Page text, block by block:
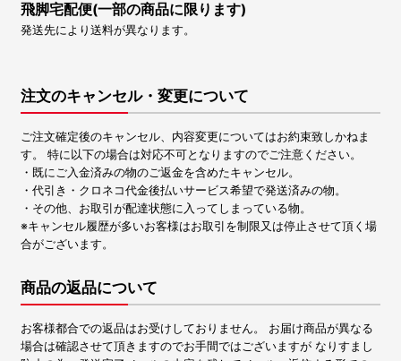
飛脚宅配便(一部の商品に限ります)
発送先により送料が異なります。
注文のキャンセル・変更について
ご注文確定後のキャンセル、内容変更についてはお約束致しかねま
す。 特に以下の場合は対応不可となりますのでご注意ください。
・既にご入金済みの物のご返金を含めたキャンセル。
・代引き・クロネコ代金後払いサービス希望で発送済みの物。
・その他、お取引が配達状態に入ってしまっている物。
※キャンセル履歴が多いお客様はお取引を制限又は停止させて頂く場
合がございます。
商品の返品について
お客様都合での返品はお受けしておりません。 お届け商品が異なる
場合は確認させて頂きますのでお手間ではございますが なりすまし